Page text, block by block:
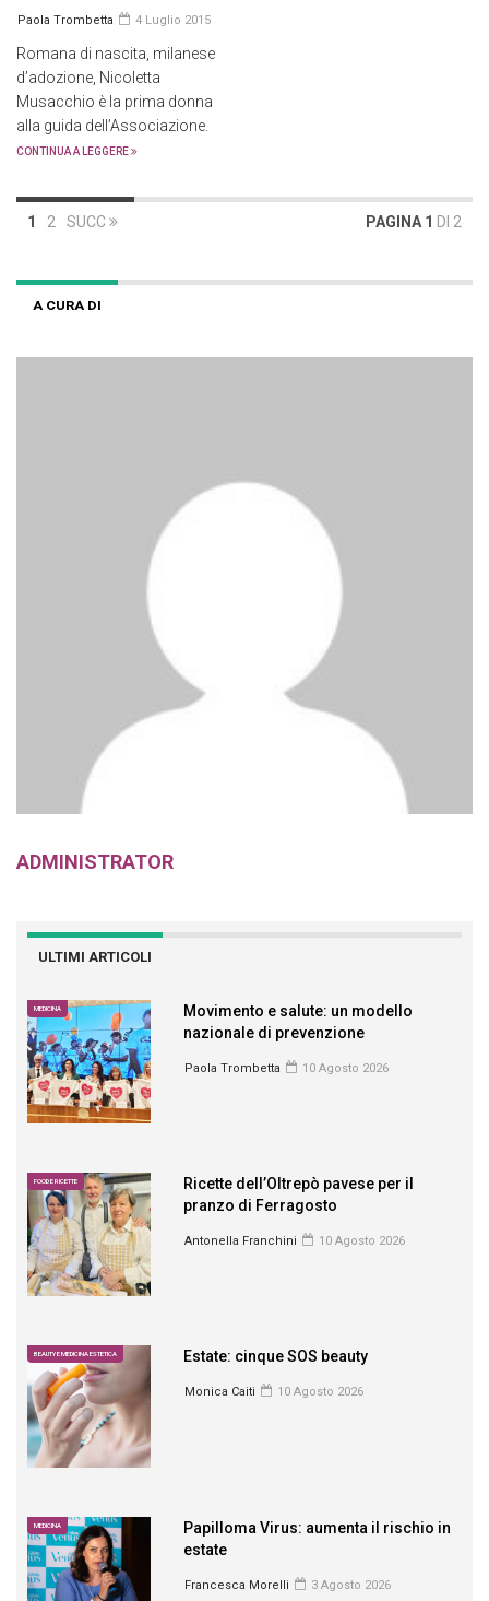
Paola Trombetta 4 Luglio 2015
Romana di nascita, milanese
d’adozione, Nicoletta
Musacchio è la prima donna
alla guida dell’Associazione.
CONTINUA A LEGGERE
1 2 SUCC PAGINA 1 DI 2
A CURA DI
ADMINISTRATOR
ULTIMI ARTICOLI
MEDICINA
Movimento e salute: un modello
nazionale di prevenzione
Paola Trombetta 10 Agosto 2026
FOOD E RICETTE
Ricette dell’Oltrepò pavese per il
pranzo di Ferragosto
Antonella Franchini 10 Agosto 2026
BEAUTY E MEDICINA ESTETICA Estate: cinque SOS beauty
Monica Caiti 10 Agosto 2026
MEDICINA
Papilloma Virus: aumenta il rischio in
estate
Francesca Morelli 3 Agosto 2026